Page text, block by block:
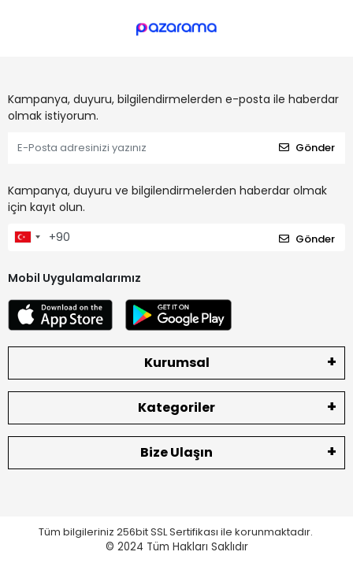
Kampanya, duyuru, bilgilendirmelerden e-posta ile haberdar
olmak istiyorum.
Gönder
Kampanya, duyuru ve bilgilendirmelerden haberdar olmak
için kayıt olun.
Gönder
Mobil Uygulamalarımız
Kurumsal
Kategoriler
Bize Ulaşın
Tüm bilgileriniz 256bit SSL Sertifikası ile korunmaktadır.
© 2024 Tüm Hakları Saklıdır